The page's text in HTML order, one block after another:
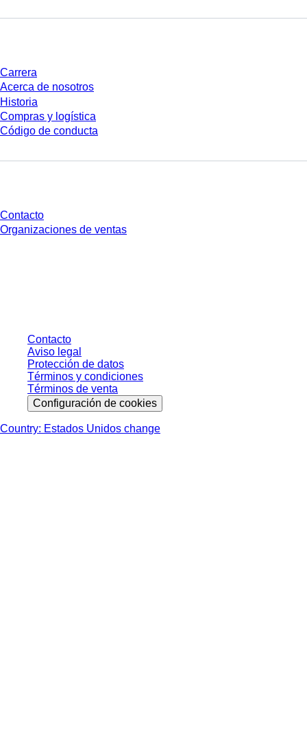
Carrera
Acerca de nosotros
Historia
Compras y logística
Código de conducta
Contacto
Organizaciones de ventas
Contacto
Aviso legal
Protección de datos
Términos y condiciones
Términos de venta
Configuración de cookies
Country: Estados Unidos change